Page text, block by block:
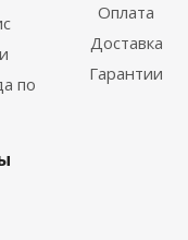
по
Оплата
Доставка
Гарантии